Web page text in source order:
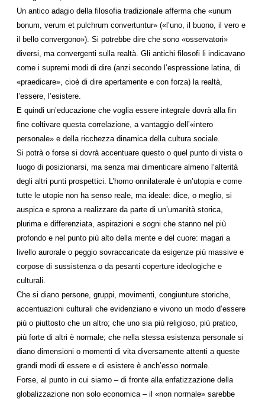
Un antico adagio della filosofia tradizionale afferma che «unum
bonum, verum et pulchrum convertuntur» («l’uno, il buono, il vero e
il bello convergono»). Si potrebbe dire che sono «osservatori»
diversi, ma convergenti sulla realtà. Gli antichi filosofi li indicavano
come i supremi modi di dire (anzi secondo l’espressione latina, di
«praedicare», cioè di dire apertamente e con forza) la realtà,
l’essere, l’esistere.
E quindi un’educazione che voglia essere integrale dovrà alla fin
fine coltivare questa correlazione, a vantaggio dell’«intero
personale» e della ricchezza dinamica della cultura sociale.
Si potrà o forse si dovrà accentuare questo o quel punto di vista o
luogo di posizionarsi, ma senza mai dimenticare almeno l’alterità
degli altri punti prospettici. L’homo onnilaterale è un’utopia e come
tutte le utopie non ha senso reale, ma ideale: dice, o meglio, si
auspica e sprona a realizzare da parte di un’umanità storica,
plurima e differenziata, aspirazioni e sogni che stanno nel più
profondo e nel punto più alto della mente e del cuore: magari a
livello aurorale o peggio sovraccaricate da esigenze più massive e
corpose di sussistenza o da pesanti coperture ideologiche e
culturali.
Che si diano persone, gruppi, movimenti, congiunture storiche,
accentuazioni culturali che evidenziano e vivono un modo d’essere
più o piuttosto che un altro; che uno sia più religioso, più pratico,
più forte di altri è normale; che nella stessa esistenza personale si
diano dimensioni o momenti di vita diversamente attenti a queste
grandi modi di essere e di esistere è anch’esso normale.
Forse, al punto in cui siamo – di fronte alla enfatizzazione della
globalizzazione non solo economica – il «non normale» sarebbe